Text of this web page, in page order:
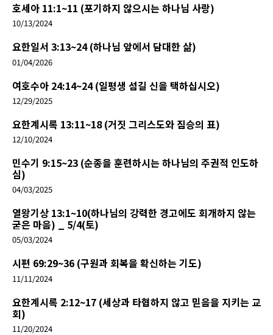
호세아 11:1~11 (포기하지 않으시는 하나님 사랑)
10/13/2024
요한일서 3:13~24 (하나님 앞에서 담대한 삶)
01/04/2026
여호수아 24:14~24 (일평생 섬길 신을 택하십시오)
12/29/2025
요한계시록 13:11~18 (거짓 그리스도와 짐승의 표)
12/10/2024
민수기 9:15~23 (순종을 훈련하시는 하나님의 주권적 인도하
심)
04/03/2025
열왕기상 13:1~10(하나님의 강력한 경고에도 회개하지 않는
굳은 마음) _ 5/4(토)
05/03/2024
시편 69:29~36 (구원과 회복을 확신하는 기도)
11/11/2024
요한계시록 2:12~17 (세상과 타협하지 않고 믿음을 지키는 교
회)
11/20/2024